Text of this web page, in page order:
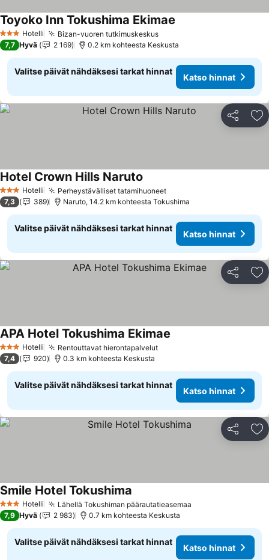
3 Tähtiluokitus
Hotelli Bizan-vuoren tutkimuskeskus
Toyoko Inn Tokushima Ekimae
7,7 Hyvä 2 169 0.2 km kohteesta Keskusta
Valitse päivät nähdäksesi tarkat hinnat
Katso hinnat
Jaa
3 Tähtiluokitus
Hotelli Perheystävälliset tatamihuoneet
Hotel Crown Hills Naruto
7,3 389 Naruto, 14.2 km kohteesta Tokushima
Valitse päivät nähdäksesi tarkat hinnat
Katso hinnat
Jaa
3 Tähtiluokitus
Hotelli Rentouttavat hierontapalvelut
APA Hotel Tokushima Ekimae
7,4 920 0.3 km kohteesta Keskusta
Valitse päivät nähdäksesi tarkat hinnat
Katso hinnat
Jaa
3 Tähtiluokitus
Hotelli Lähellä Tokushiman päärautatieasemaa
Smile Hotel Tokushima
7,9 Hyvä 2 983 0.7 km kohteesta Keskusta
Valitse päivät nähdäksesi tarkat hinnat
Katso hinnat